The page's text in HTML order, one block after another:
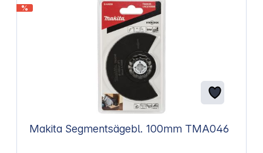
%
Makita Segmentsägebl. 100mm TMA046